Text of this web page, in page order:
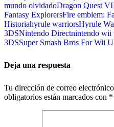
mundo olvidadoDragon Quest
Fantasy ExplorersFire emblem:
Historiahyrule warriorsHyrule
3DSNintendo Directnintendo wii
3DSSuper Smash Bros For Wii U
Deja una respuesta
Tu dirección de correo
obligatorios están marcados con *